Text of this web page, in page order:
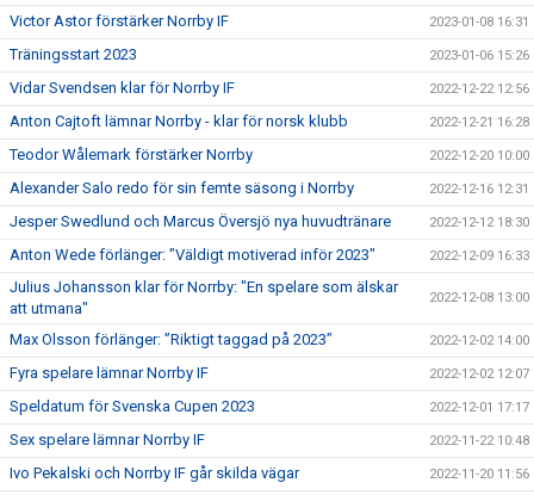
Victor Astor förstärker Norrby IF 2023-01-08 16:31
Träningsstart 2023 2023-01-06 15:26
Vidar Svendsen klar för Norrby IF 2022-12-22 12:56
Anton Cajtoft lämnar Norrby - klar för norsk klubb 2022-12-21 16:28
Teodor Wålemark förstärker Norrby 2022-12-20 10:00
Alexander Salo redo för sin femte säsong i Norrby 2022-12-16 12:31
Jesper Swedlund och Marcus Översjö nya huvudtränare 2022-12-12 18:30
Anton Wede förlänger: ”Väldigt motiverad inför 2023" 2022-12-09 16:33
Julius Johansson klar för Norrby: "En spelare som älskar
att utmana"
2022-12-08 13:00
Max Olsson förlänger: ”Riktigt taggad på 2023” 2022-12-02 14:00
Fyra spelare lämnar Norrby IF 2022-12-02 12:07
Speldatum för Svenska Cupen 2023 2022-12-01 17:17
Sex spelare lämnar Norrby IF 2022-11-22 10:48
Ivo Pekalski och Norrby IF går skilda vägar 2022-11-20 11:56